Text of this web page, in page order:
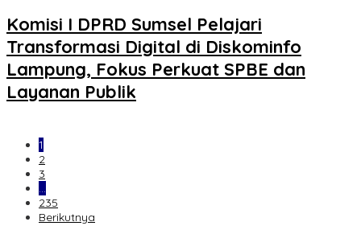
Komisi I DPRD Sumsel Pelajari
Transformasi Digital di Diskominfo
Lampung, Fokus Perkuat SPBE dan
Layanan Publik
1
2
3
…
235
Berikutnya